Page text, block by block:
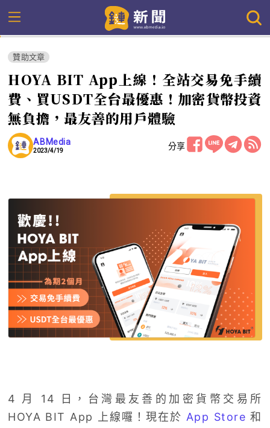
贊助文章
HOYA BIT App上線 ! 全站交易免手續
費、買USDT全台最優惠！加密貨幣投資
無負擔，最友善的用戶體驗
ABMedia
2023/4/19 分享
4 月 14 日，台灣最友善的加密貨幣交易所
HOYA BIT App 上線囉！現在於 App Store 和